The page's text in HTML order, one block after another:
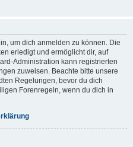
um dich anmelden zu können. Die
erledigt und ermöglicht dir, auf
Administration kann registrierten
zuweisen. Beachte bitte unsere
Regelungen, bevor du dich
Forenregeln, wenn du dich in